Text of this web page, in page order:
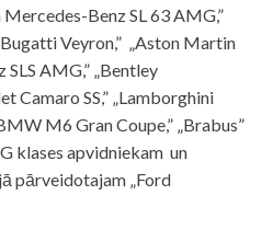
Benz SL 63 AMG,”
Bugatti Veyron,” „Aston Martin
AMG,” „Bentley
Camaro SS,” „Lamborghini
M6 Gran Coupe,” „Brabus”
klases apvidniekam un
pārveidotajam „Ford